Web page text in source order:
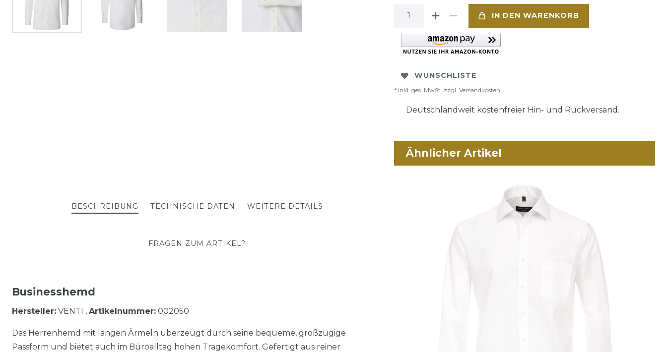
IN DEN WARENKORB
WUNSCHLISTE
* inkl. ges. MwSt. zzgl. Versandkosten
Deutschlandweit kostenfreier Hin- und Rückversand.
BESCHREIBUNG TECHNISCHE DATEN WEITERE DETAILS
FRAGEN ZUM ARTIKEL?
Businesshemd
Hersteller: VENTI , Artikelnummer: 002050
Das Herrenhemd mit langen Ärmeln überzeugt durch seine bequeme, großzügige
Passform und bietet auch im Büroalltag hohen Tragekomfort. Gefertigt aus reiner
Ähnlicher Artikel